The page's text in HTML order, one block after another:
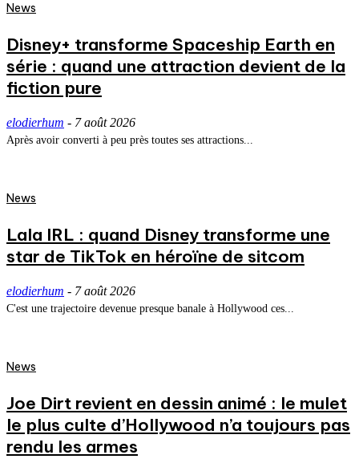
News
Disney+ transforme Spaceship Earth en
série : quand une attraction devient de la
fiction pure
elodierhum - 7 août 2026
Après avoir converti à peu près toutes ses attractions...
News
Lala IRL : quand Disney transforme une
star de TikTok en héroïne de sitcom
elodierhum - 7 août 2026
C'est une trajectoire devenue presque banale à Hollywood ces...
News
Joe Dirt revient en dessin animé : le mulet
le plus culte d’Hollywood n’a toujours pas
rendu les armes